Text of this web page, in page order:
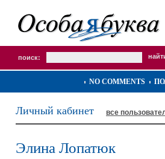
поиск:
NO COMMENTS
Личный кабинет все
Элина Лопатюк